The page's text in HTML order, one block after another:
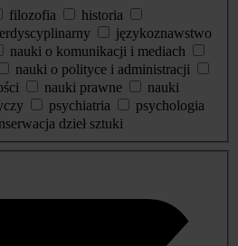
filozofia
historia
językoznawstwo
nauki o komunikacji i mediach
nauki o polityce i administracji
nauki prawne
nauki
psychiatria
psychologia
dzieł sztuki